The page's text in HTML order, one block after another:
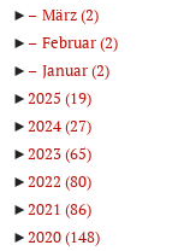
►
März(2)
►
Februar(2)
►
Januar(2)
►2025 (19)
►2024(27)
►2023(65)
►2022 (80)
►2021 (86)
►2020(148)